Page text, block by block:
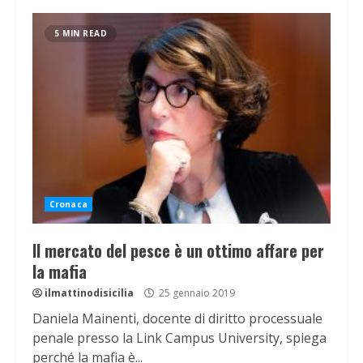
5 MIN READ
Cronaca
Il mercato del pesce è un ottimo affare per
la mafia
ilmattinodisicilia 25 gennaio 2019
Daniela Mainenti, docente di diritto processuale
penale presso la Link Campus University, spiega
perché la mafia è...